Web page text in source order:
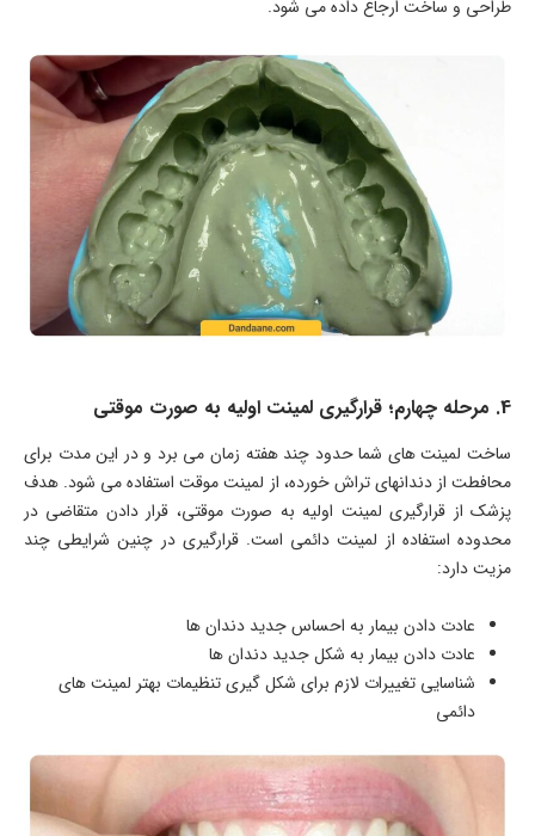
طراحی و ساخت ارجاع داده می شود.
4. مرحله چهارم؛ قرارگیری لمینت اولیه به صورت موقتی
ساخت لمینت های شما حدود چند هفته زمان می برد و در این مدت برای
محافطت از دندانهای تراش خورده، از لمینت موقت استفاده می شود. هدف
پزشک از قرارگیری لمینت اولیه به صورت موقتی، قرار دادن متقاضی در
محدوده استفاده از لمینت دائمی است. قرارگیری در چنین شرایطی چند
مزیت دارد:
عادت دادن بیمار به احساس جدید دندان ها
عادت دادن بیمار به شکل جدید دندان ها
شناسایی تغییرات لازم برای شکل گیری تنظیمات بهتر لمینت های
دائمی